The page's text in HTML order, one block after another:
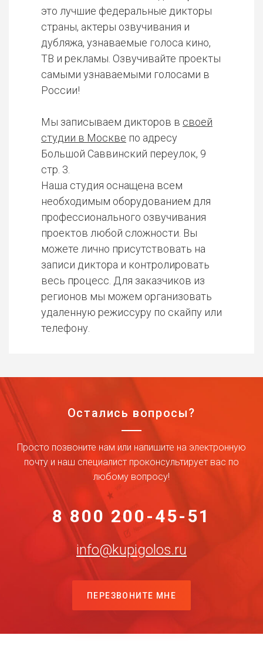
это лучшие федеральные дикторы
страны, актеры озвучивания и
дубляжа, узнаваемые голоса кино,
ТВ и рекламы. Озвучивайте проекты
самыми узнаваемыми голосами в
России!
Мы записываем дикторов в своей
студии в Москве по адресу
Большой Саввинский переулок, 9
стр. 3.
Наша студия оснащена всем
необходимым оборудованием для
профессионального озвучивания
проектов любой сложности. Вы
можете лично присутствовать на
записи диктора и контролировать
весь процесс. Для заказчиков из
регионов мы можем организовать
удаленную режиссуру по скайпу или
телефону.
Остались вопросы?
Просто позвоните нам или напишите на электронную
почту и наш специалист проконсультирует вас по
любому вопросу!
8 800 200-45-51
info@kupigolos.ru
ПЕРЕЗВОНИТЕ МНЕ